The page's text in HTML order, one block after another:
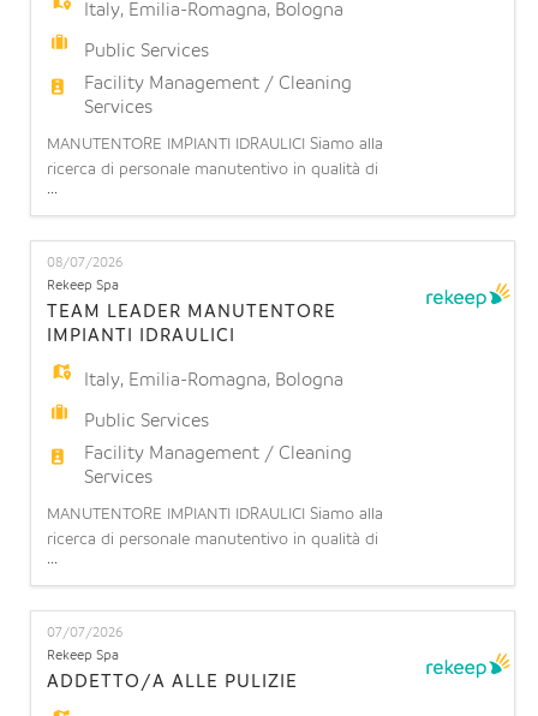
Italy, Emilia-Romagna, Bologna
Public Services
Facility Management / Cleaning
Services
MANUTENTORE IMPIANTI IDRAULICI Siamo alla
ricerca di personale manutentivo in qualità di
installatore/manutentore impianti
idrotermosanitari presso presso Ospedale
Sant'Orsola di Bologna. L'impiantista idraulico di
cantiere è una figura tecnica specializzata
nell'installazione, collaudo e manutenzione di
sistemi idrici, termici e di climatizzazion
...
08/07/2026
Rekeep Spa
TEAM LEADER MANUTENTORE
IMPIANTI IDRAULICI
Italy, Emilia-Romagna, Bologna
Public Services
Facility Management / Cleaning
Services
MANUTENTORE IMPIANTI IDRAULICI Siamo alla
ricerca di personale manutentivo in qualità di
installatore/manutentore impianti
idrotermosanitari presso presso Ospedale
Sant'Orsola. L'impiantista idraulico di cantiere è
una figura tecnica specializzata nell'installazione,
collaudo e manutenzione di sistemi idrici, termici e
di climatizzazione complessi
...
07/07/2026
Rekeep Spa
ADDETTO/A ALLE PULIZIE